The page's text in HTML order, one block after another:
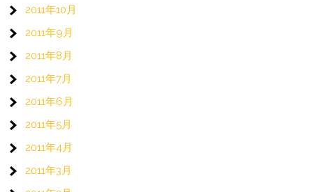
2011年10月
2011年9月
2011年8月
2011年7月
2011年6月
2011年5月
2011年4月
2011年3月